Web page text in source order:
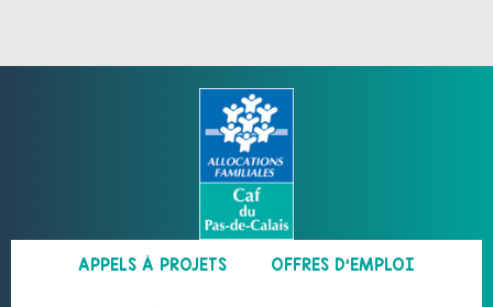
APPELS À PROJETS OFFRES D’EMPLOI